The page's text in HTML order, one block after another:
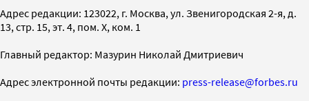
Адрес редакции: 123022, г. Москва, ул. Звенигородская 2-я, д.
13, стр. 15, эт. 4, пом. X, ком. 1
Главный редактор: Мазурин Николай Дмитриевич
Адрес электронной почты редакции: press-release@forbes.ru